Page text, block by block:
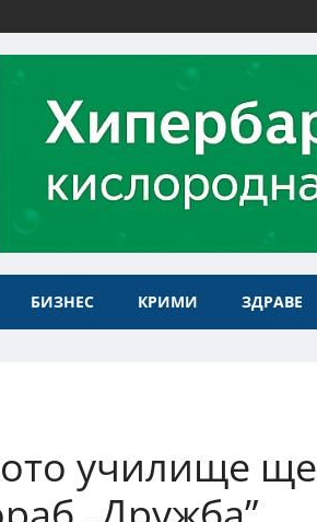
БИЗНЕС КРИМИ ЗДРАВЕ
училище ще